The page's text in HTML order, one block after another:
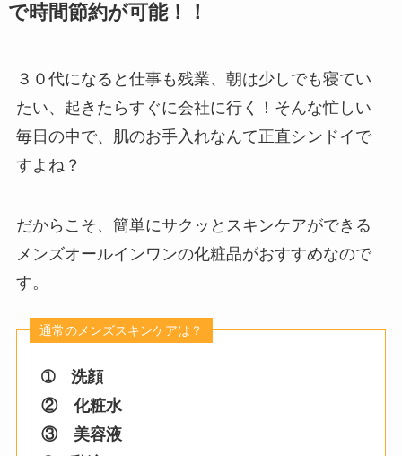
で時間節約が可能！！
３０代になると仕事も残業、朝は少しでも寝てい
たい、起きたらすぐに会社に行く！そんな忙しい
毎日の中で、肌のお手入れなんて正直シンドイで
すよね？
だからこそ、簡単にサクッとスキンケアができる
メンズオールインワンの化粧品がおすすめなので
す。
➀ 洗顔
② 化粧水
③ 美容液